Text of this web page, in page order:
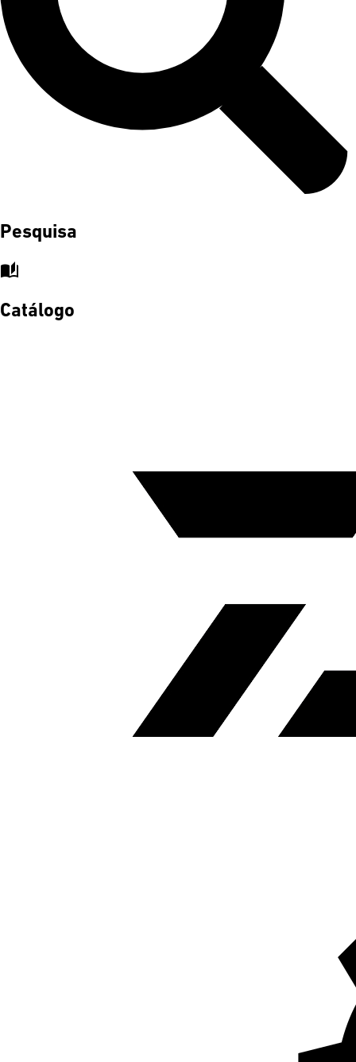
Pesquisa
auto_stories
Catálogo